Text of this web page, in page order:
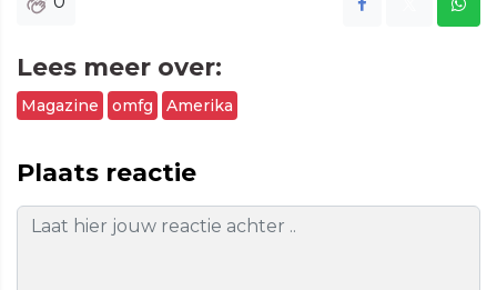
Lees meer over:
Magazine omfg Amerika
Plaats reactie